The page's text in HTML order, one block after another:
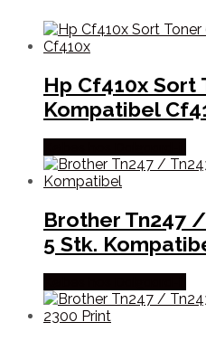
Hp Cf410x Sort
Kompatibel
Brother Tn247
5 Stk.